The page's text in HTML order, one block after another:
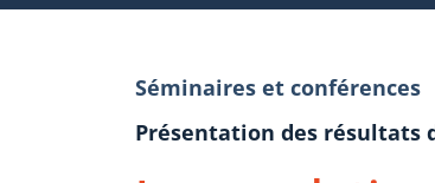
Séminaires et conférences
Présentation des résultats